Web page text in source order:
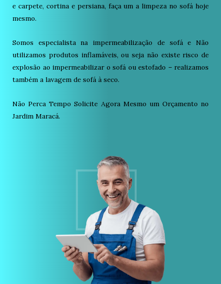
e carpete, cortina e persiana, faça um a limpeza no sofá hoje
mesmo.
Somos especialista na impermeabilização de sofá e Não
utilizamos produtos inflamáveis, ou seja não existe risco de
explosão ao impermeabilizar o sofá ou estofado – realizamos
também a lavagem de sofá à seco.
Não Perca Tempo Solicite Agora Mesmo um Orçamento no
Jardim Maracá.